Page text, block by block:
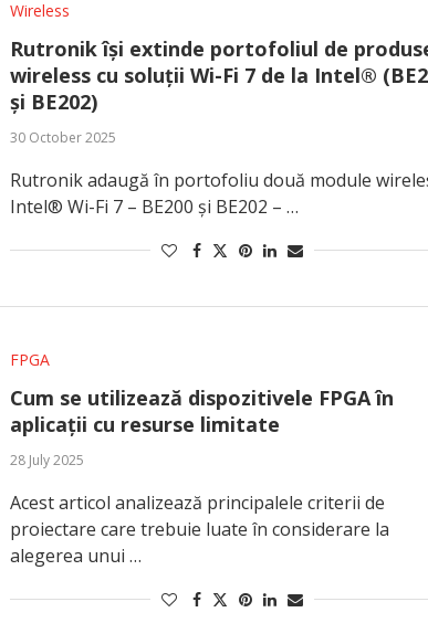
Wireless
Rutronik își extinde portofoliul de
wireless cu soluții Wi-Fi 7 de la Intel®
și BE202)
30 October 2025
Rutronik adaugă în portofoliu două module
Intel® Wi-Fi 7 – BE200 și BE202 – …
FPGA
Cum se utilizează dispozitivele FPGA în
aplicații cu resurse limitate
28 July 2025
Acest articol analizează principalele criterii de
proiectare care trebuie luate în considerare la
alegerea unui …